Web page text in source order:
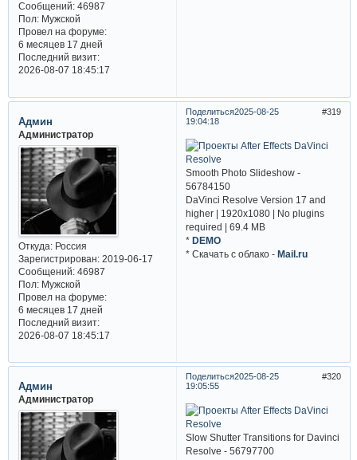
Сообщений:46987
Пол:Мужской
Провел на форуме:
6 месяцев 17 дней
Последний визит:
2026-08-07 18:45:17
Поделиться 319
2025-08-25
19:04:18
Админ
Администратор
Откуда:Россия
Зарегистрирован: 2019-06-17
Сообщений:46987
Пол:Мужской
Провел на форуме:
6 месяцев 17 дней
Последний визит:
2026-08-07 18:45:17
Smooth Photo Slideshow -
56784150
DaVinci Resolve Version 17 and
higher | 1920x1080 | No plugins
required | 69.4 MB
*DEMO
* Cкачать с облако -Mail.ru
Поделиться 320
2025-08-25
19:05:55
Админ
Администратор
Slow Shutter Transitions for Davinci
Resolve - 56797700